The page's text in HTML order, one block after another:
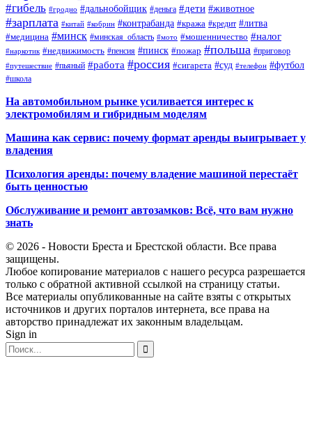
#гибель #гродно #дальнобойщик #деньга #дети #животное
#зарплата #китай #кобрин #контрабанда #кража #кредит #литва
#медицина #минск #минская_область #мото #мошенничество #налог
#наркотик #недвижимость #пенсия #пинск #пожар #польша #приговор
#путешествие #пьяный #работа #россия #сигарета #суд #телефон #футбол
#школа
На автомобильном рынке усиливается интерес к
электромобилям и гибридным моделям
Машина как сервис: почему формат аренды выигрывает у
владения
Психология аренды: почему владение машиной перестаёт
быть ценностью
Обслуживание и ремонт автозамков: Всё, что вам нужно
знать
© 2026 - Новости Бреста и Брестской области. Все права
защищены.
Любое копирование материалов с нашего ресурса разрешается
только с обратной активной ссылкой на страницу статьи.
Все материалы опубликованные на сайте взяты с открытых
источников и других порталов интернета, все права на
авторство принадлежат их законным владельцам.
Sign in